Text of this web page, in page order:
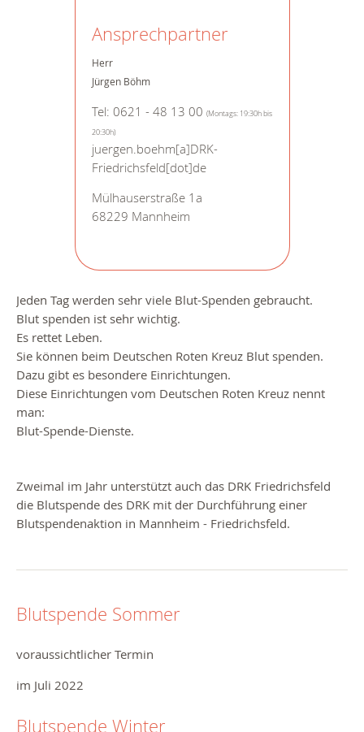
Ansprechpartner
Herr
Jürgen Böhm
Tel: 0621 - 48 13 00 (Montags: 19:30h bis
20:30h)
juergen.boehm[a]DRK-
Friedrichsfeld[dot]de
Mülhauserstraße 1a
68229 Mannheim
Jeden Tag werden sehr viele Blut-Spenden gebraucht.
Blut spenden ist sehr wichtig.
Es rettet Leben.
Sie können beim Deutschen Roten Kreuz Blut spenden.
Dazu gibt es besondere Einrichtungen.
Diese Einrichtungen vom Deutschen Roten Kreuz nennt
man:
Blut-Spende-Dienste.
Zweimal im Jahr unterstützt auch das DRK Friedrichsfeld
die Blutspende des DRK mit der Durchführung einer
Blutspendenaktion in Mannheim - Friedrichsfeld.
Blutspende Sommer
voraussichtlicher Termin
im Juli 2022
Blutspende Winter